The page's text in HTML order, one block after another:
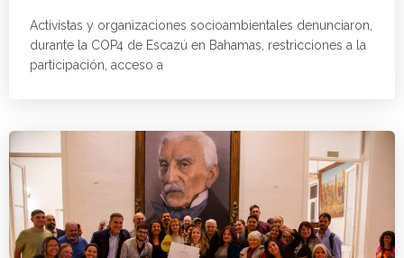
Activistas y organizaciones socioambientales denunciaron,
durante la COP4 de Escazú en Bahamas, restricciones a la
participación, acceso a